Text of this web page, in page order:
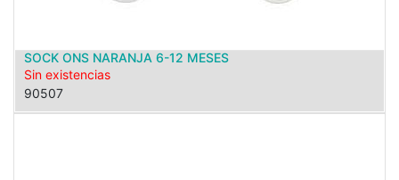
SOCK ONS NARANJA 6-12 MESES
Sin existencias
90507